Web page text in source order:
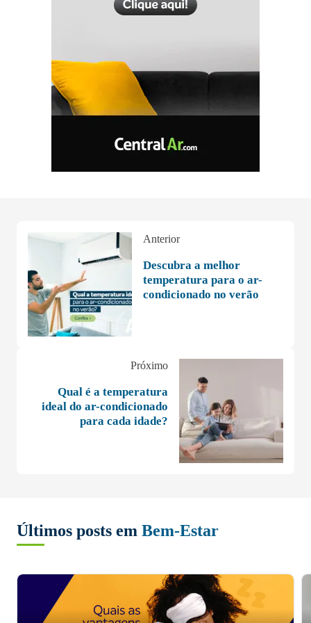
Anterior
Descubra a melhor
temperatura para o ar-
condicionado no verão
Próximo
Qual é a temperatura
ideal do ar-condicionado
para cada idade?
Últimos posts em Bem-Estar